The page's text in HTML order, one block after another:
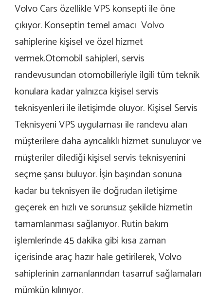
Volvo Cars özellikle VPS konsepti ile öne
çıkıyor. Konseptin temel amacı Volvo
sahiplerine kişisel ve özel hizmet
vermek.Otomobil sahipleri, servis
randevusundan otomobilleriyle ilgili tüm teknik
konulara kadar yalnızca kişisel servis
teknisyenleri ile iletişimde oluyor. Kişisel Servis
Teknisyeni VPS uygulaması ile randevu alan
müşterilere daha ayrıcalıklı hizmet sunuluyor ve
müşteriler dilediği kişisel servis teknisyenini
seçme şansı buluyor. İşin başından sonuna
kadar bu teknisyen ile doğrudan iletişime
geçerek en hızlı ve sorunsuz şekilde hizmetin
tamamlanması sağlanıyor. Rutin bakım
işlemlerinde 45 dakika gibi kısa zaman
içerisinde araç hazır hale getirilerek, Volvo
sahiplerinin zamanlarından tasarruf sağlamaları
mümkün kılınıyor.